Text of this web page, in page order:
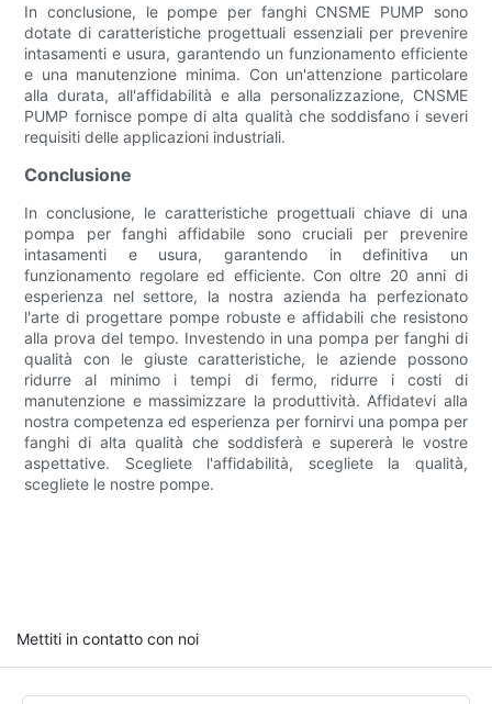
In conclusione, le pompe per fanghi CNSME PUMP sono
dotate di caratteristiche progettuali essenziali per prevenire
intasamenti e usura, garantendo un funzionamento efficiente
e una manutenzione minima. Con un'attenzione particolare
alla durata, all'affidabilità e alla personalizzazione, CNSME
PUMP fornisce pompe di alta qualità che soddisfano i severi
requisiti delle applicazioni industriali.
Conclusione
In conclusione, le caratteristiche progettuali chiave di una
pompa per fanghi affidabile sono cruciali per prevenire
intasamenti e usura, garantendo in definitiva un
funzionamento regolare ed efficiente. Con oltre 20 anni di
esperienza nel settore, la nostra azienda ha perfezionato
l'arte di progettare pompe robuste e affidabili che resistono
alla prova del tempo. Investendo in una pompa per fanghi di
qualità con le giuste caratteristiche, le aziende possono
ridurre al minimo i tempi di fermo, ridurre i costi di
manutenzione e massimizzare la produttività. Affidatevi alla
nostra competenza ed esperienza per fornirvi una pompa per
fanghi di alta qualità che soddisferà e supererà le vostre
aspettative. Scegliete l'affidabilità, scegliete la qualità,
scegliete le nostre pompe.
Mettiti in contatto con noi